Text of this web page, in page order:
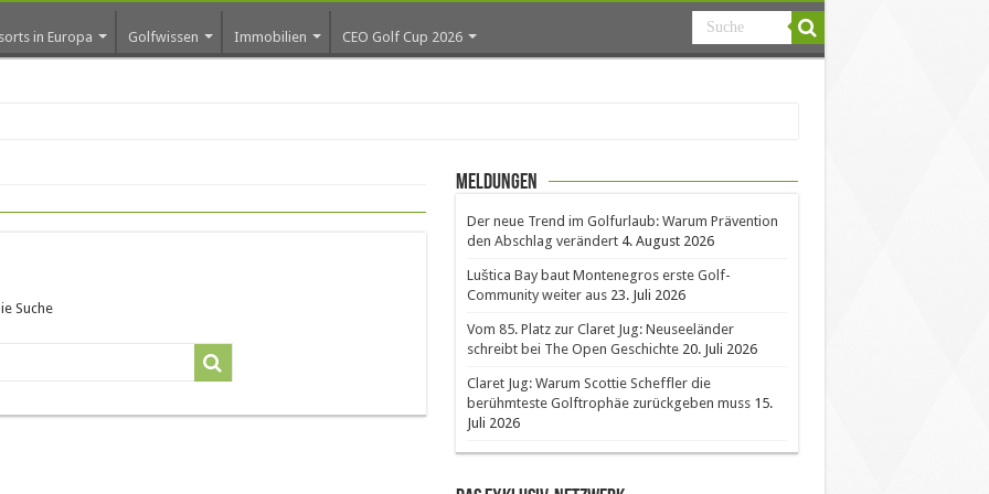
in Europa Golfwissen Immobilien CEO Golf Cup 2026
Suche
Meldungen
Der neue Trend im Golfurlaub: Warum Prävention
den Abschlag verändert 4. August 2026
Luštica Bay baut Montenegros erste Golf-
Community weiter aus 23. Juli 2026
Vom 85. Platz zur Claret Jug: Neuseeländer
schreibt bei The Open Geschichte 20. Juli 2026
Claret Jug: Warum Scottie Scheffler die
berühmteste Golftrophäe zurückgeben muss 15.
Juli 2026